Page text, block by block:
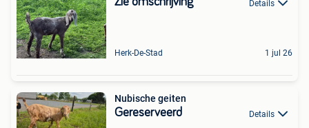
Details
Herk-De-Stad 1 jul 26
Nubische geiten
Gereserveerd Details